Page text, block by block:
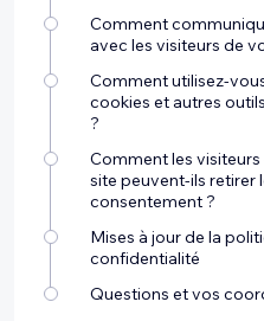
Comment
avec les visiteurs de
Comment utilisez-
cookies et autres
?
Comment les
site peuvent-ils retirer
consentement ?
Mises à jour de la
confidentialité
Questions et vos